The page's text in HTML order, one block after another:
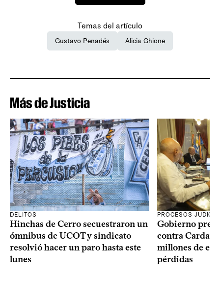
Temas del artículo
Gustavo Penadés Alicia Ghione
Más de Justicia
DELITOS
Hinchas de Cerro secuestraron un
ómnibus de UCOT y sindicato
resolvió hacer un paro hasta este
lunes
PROCESOS
Gobierno
contra
millones de
pérdidas